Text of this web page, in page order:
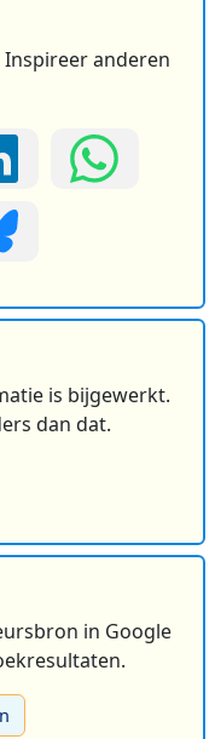
Inspireer anderen
is bijgewerkt.
dan dat.
in Google